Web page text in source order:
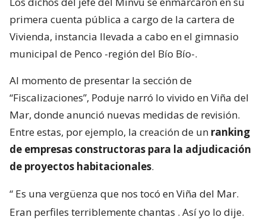
primera cuenta pública a cargo de la cartera de
Vivienda, instancia llevada a cabo en el gimnasio
municipal de Penco -región del Bío Bío-.
Al momento de presentar la sección de
“Fiscalizaciones”, Poduje narró lo vivido en Viña del
Mar, donde anunció nuevas medidas de revisión.
Entre estas, por ejemplo, la creación de un ranking
de empresas constructoras para la adjudicación
de proyectos habitacionales.
“ Es una vergüenza que nos tocó en Viña del Mar.
Eran perfiles terriblemente chantas . Así yo lo dije.